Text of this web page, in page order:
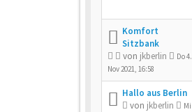
Komfort
Sitzbank
von jkberlin
Do 4.
Nov 2021, 16:58
Hallo aus Berlin
von jkberlin
Mi